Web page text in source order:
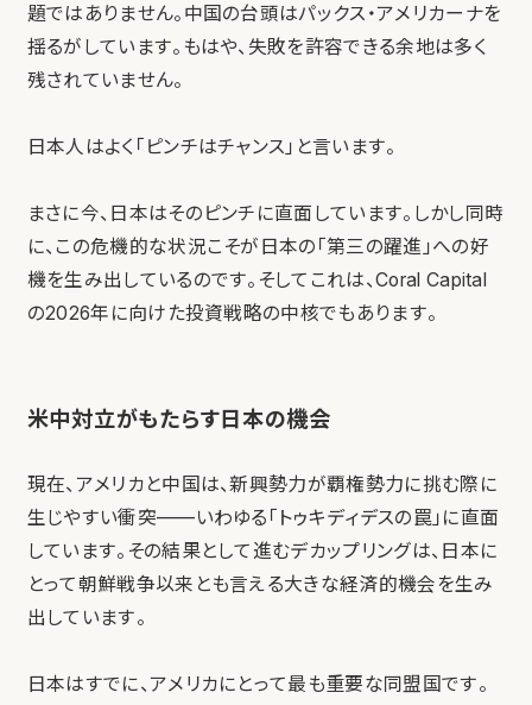
題ではありません。中国の台頭はパックス・アメリカーナを
揺るがしています。もはや、失敗を許容できる余地は多く
残されていません。
日本人はよく「ピンチはチャンス」と言います。
まさに今、日本はそのピンチに直面しています。しかし同時
に、この危機的な状況こそが日本の「第三の躍進」への好
機を生み出しているのです。そしてこれは、Coral Capital
の2026年に向けた投資戦略の中核でもあります。
米中対立がもたらす日本の機会
現在、アメリカと中国は、新興勢力が覇権勢力に挑む際に
生じやすい衝突——いわゆる「トゥキディデスの罠」に直面
しています。その結果として進むデカップリングは、日本に
とって朝鮮戦争以来とも言える大きな経済的機会を生み
出しています。
日本はすでに、アメリカにとって最も重要な同盟国です。